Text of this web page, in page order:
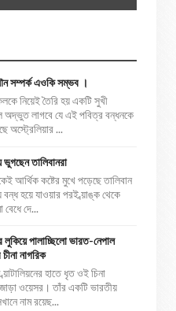
সম্পর্ক এওকি সম্ভব ।
নিয়েই তৈরি হয় একটি সুখী
অদ্ভুত লাগবে যে এই পবিত্র বন্ধনকে
অস্ট্রেলিয়ার ...
তালিবানরা
আর্থিক কষ্টের মুখে পড়েছে তালিবান
বন্ধ হয়ে যাওয়ার পরই ব্য়াঙ্ক থেকে
বেধে দে...
লুকিয়ে পালাচ্ছিলো ভারত-নেপাল
নাগরিক
হাতে ধৃত ওই চিনা
ওয়েসর। তাঁর একটি ভারতীয়
নাম রয়েছ...